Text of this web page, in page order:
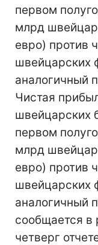
первом
млрд
евро) против
швейцарских
аналогичный
Чистая
швейцарских
первом
млрд
евро) против
швейцарских
аналогичный
сообщается в
четверг